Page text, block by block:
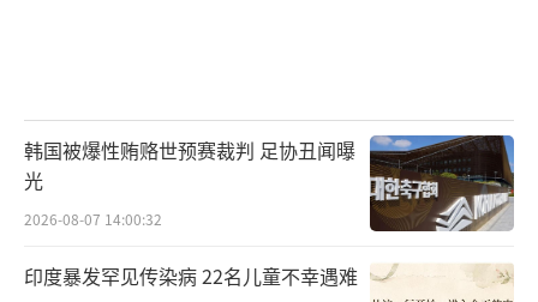
韩国被爆性贿赂世预赛裁判 足协丑闻曝
光
2026-08-07 14:00:32
印度暴发罕见传染病 22名儿童不幸遇难